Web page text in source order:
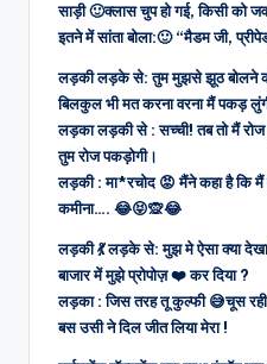
साड़ी 🙂क्लास चुप हो गई, किसी को
इतने में सांता बोला:🙂 “मैडम जी,
लड़की लड़के से: तुम मुझसे झूठ बोलने
बिलकुल भी मत करना वरना मैं पकड़
लड़का लड़की से : सच्ची! तब तो मैं
तुम रोज पकड़ोगी।
लड़की : मा*रचोद 😡 मैंने कहा है कि
कमीना…. 😂😝🙊😂
लड़की 💃 लड़के से: मुझ मे ऐसा क्या देखा
बाजार में मुझे प्रोपोज़ ❤️ कर दिया ?
लड़का : जिस तरह तू कुल्फी 😅चूस
बस उसी ने दिल जीत लिया मेरा !